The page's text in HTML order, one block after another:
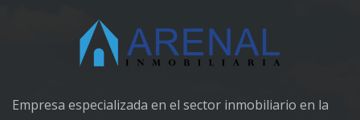
Empresa especializada en el sector inmobiliario en la